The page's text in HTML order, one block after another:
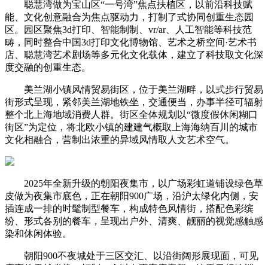
聪慧湾做为宝山区“一号湾”焦点扶植区，以前沿科技赋
能、文化创意融合为焦点驱动力，打制了式协同创重生态园
区。园区聚焦3d打印、智能制制、vr/ar、人工智能等科技范
畴，同时整合中国3d打印文化博物馆、艺术之桥空间·艺术书
店、聪慧湾艺术剧场等多元化文化载体，建立了科技取文化深
度交融的创重生态。
美兰湖小镇风情贸易街区，位于美兰湖畔，以式步行贸易
街形式呈现，紧邻美兰湖地铁坐，交通便当，办事半径可辐射
整个北上海地域消费人群。街区全体规划以“微度假休闲糊口
街区”为定位，将北欧小镇的建建气概取上海海纳百川的城市
文化相融合，营制出浓重的异域风情取人文艺术空气。
2025年全新升级的朝阳夜集市，以广场彩虹道铺设绿色草
皮做为夜集市底色，正在朝阳900广场，沿沪太绿化内侧，安
插连成一排的时髦制型餐车，构成特色风情街，搭配色彩缤
纷、形式各别的餐车，呈现出户外、清爽、靓丽的视觉感触感
染和休闲体验。
朝阳900不夜城处于三区交汇、以沿街阔形展现面，可见